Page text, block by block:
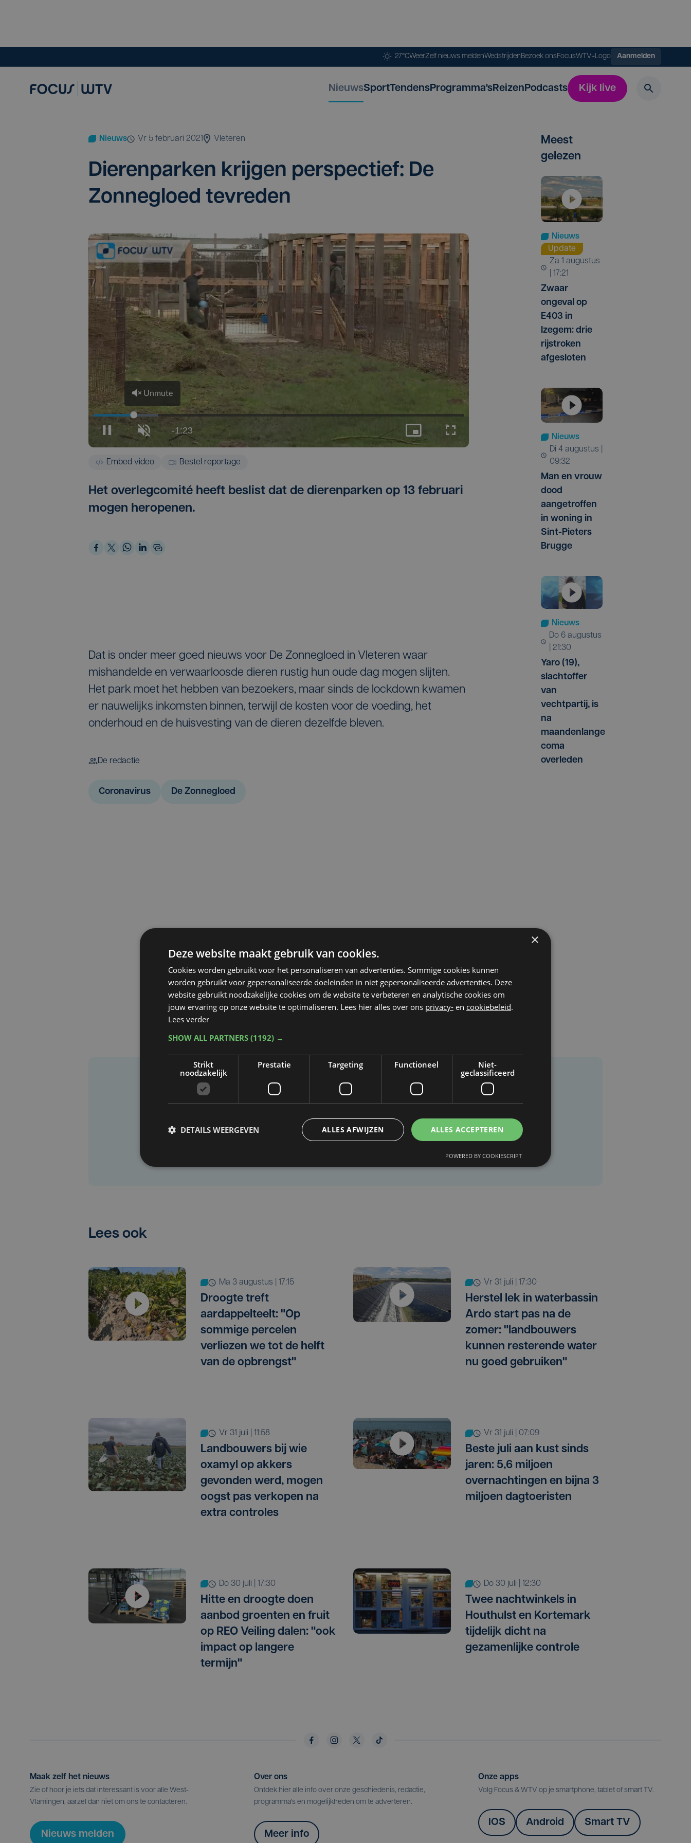
27°CWeerZelf nieuws meldenWedstrijdenBezoek onsFocusWTV+Logo Aanmelden
NieuwsSportTendensProgramma'sReizenPodcasts Kijk live
Nieuws vr 5 februari 2021 Vleteren
Die­ren­par­ken krij­gen per­spec­tief: De
Zon­ne­gloed tevreden
Embed video Bestel reportage
Het overlegcomité heeft beslist dat de dierenparken op 13 februari
mogen heropenen.
Dat is onder meer goed nieuws voor De Zonnegloed in Vleteren waar
mishandelde en verwaarloosde dieren rustig hun oude dag mogen slijten.
Het park moet het hebben van bezoekers, maar sinds de lockdown kwamen
er nauwelijks inkomsten binnen, terwijl de kosten voor de voeding, het
onderhoud en de huisvesting van de dieren dezelfde bleven.
De redactie
Coronavirus De Zonnegloed
Meest
gelezen
Nieuws
Update
za 1 augustus
| 17:21
Zwaar
ongeval op
E403 in
Izegem: drie
rijstroken
afgesloten
Nieuws
di 4 augustus |
09:32
Man en vrouw
dood
aangetroffen
in woning in
Sint-Pieters
Brugge
Nieuws
do 6 augustus
| 21:30
Yaro (19),
slachtoffer
van
vechtpartij, is
na
maandenlange
coma
overleden
Taalfout opgemerkt?
Laat het ons weten
Lees ook
ma 3 augustus | 17:15
Droogte treft
aardappelteelt: "Op
sommige percelen
verliezen we tot de helft
van de opbrengst"
vr 31 juli | 17:30
Herstel lek in waterbassin
Ardo start pas na de
zomer: "landbouwers
kunnen resterende water
nu goed gebruiken"
vr 31 juli | 11:58
Landbouwers bij wie
oxamyl op akkers
gevonden werd, mogen
oogst pas verkopen na
extra controles
vr 31 juli | 07:09
Beste juli aan kust sinds
jaren: 5,6 miljoen
overnachtingen en bijna 3
miljoen dagtoeristen
do 30 juli | 17:30
Hitte en droogte doen
aanbod groenten en fruit
op REO Veiling dalen: "ook
impact op langere
termijn"
do 30 juli | 12:30
Twee nachtwinkels in
Houthulst en Kortemark
tijdelijk dicht na
gezamenlijke controle
Maak zelf het nieuws
Zie of hoor je iets dat interessant is voor alle West-
Vlamingen, aarzel dan niet om ons te contacteren.
Nieuws melden
Over ons
Ontdek hier alle info over onze geschiedenis, redactie,
programma's en mogelijkheden om te adverteren.
Meer info
Onze apps
Volg Focus & WTV op je smartphone, tablet of smart TV.
IOS Android Smart TV
×
Deze website maakt gebruik van cookies.
Cookies worden gebruikt voor het personaliseren van advertenties. Sommige cookies kunnen
worden gebruikt voor gepersonaliseerde doeleinden in niet gepersonaliseerde advertenties. Deze
website gebruikt noodzakelijke cookies om de website te verbeteren en analytische cookies om
jouw ervaring op onze website te optimaliseren. Lees hier alles over ons privacy- en cookiebeleid.
Lees verder
SHOW ALL PARTNERS (1192) →
Strikt
noodzakelijk
Prestatie Targeting Functioneel
Niet-
geclassificeerd
ALLES ACCEPTEREN
ALLES AFWIJZEN
DETAILS WEERGEVEN
POWERED BY COOKIESCRIPT